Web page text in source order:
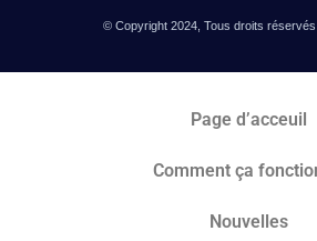
© Copyright 2024, Tous droits
Page d’acceuil
Comment ça
Nouvelles